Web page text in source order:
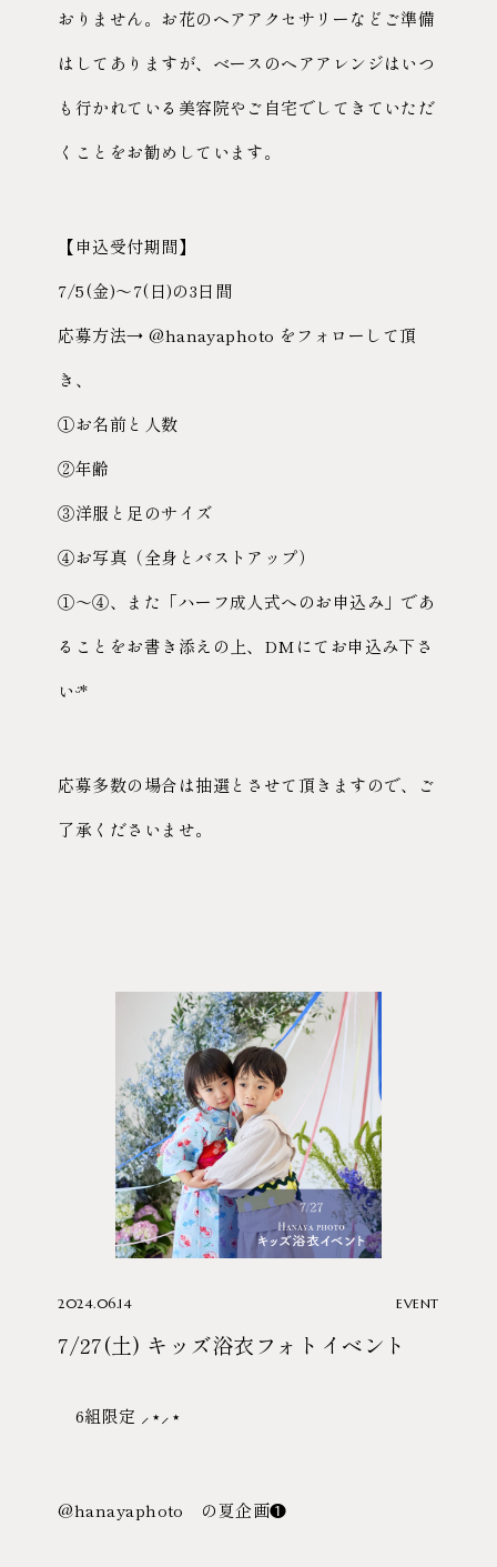
おりません。お花のヘアアクセサリーなどご準備
はしてありますが、ベースのヘアアレンジはいつ
も行かれている美容院やご自宅でしてきていただ
くことをお勧めしています。
【申込受付期間】
7/5(金)〜7(日)の3日間
応募方法→ @hanayaphoto をフォローして頂
き、
①お名前と人数
②年齢
③洋服と足のサイズ
④お写真（全身とバストアップ）
①〜④、また「ハーフ成人式へのお申込み」であ
ることをお書き添えの上、DMにてお申込み下さ
いᵕ̈*
応募多数の場合は抽選とさせて頂きますので、ご
了承くださいませ。
2024.06.14 EVENT
7/27(土) キッズ浴衣フォトイベント
6組限定 ⸝⋆⸝⋆
@hanayaphoto の夏企画❶